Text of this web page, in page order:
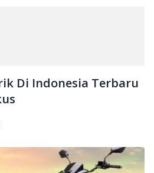
Di Indonesia Terbaru